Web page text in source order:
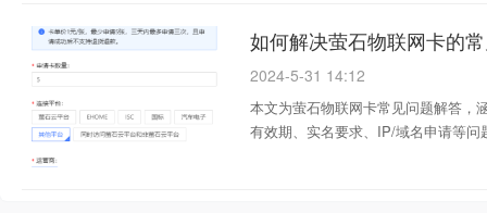
如何解决萤石物联网卡的
2024-5-31 14:12
本文为萤石物联网卡常见问题解答，
有效期、实名要求、IP/域名申请等